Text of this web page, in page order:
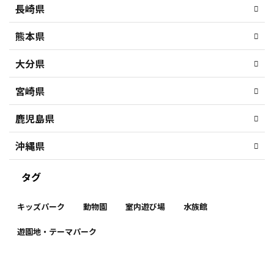
長崎県
熊本県
大分県
宮崎県
鹿児島県
沖縄県
タグ
キッズパーク 動物園 室内遊び場 水族館
遊園地・テーマパーク